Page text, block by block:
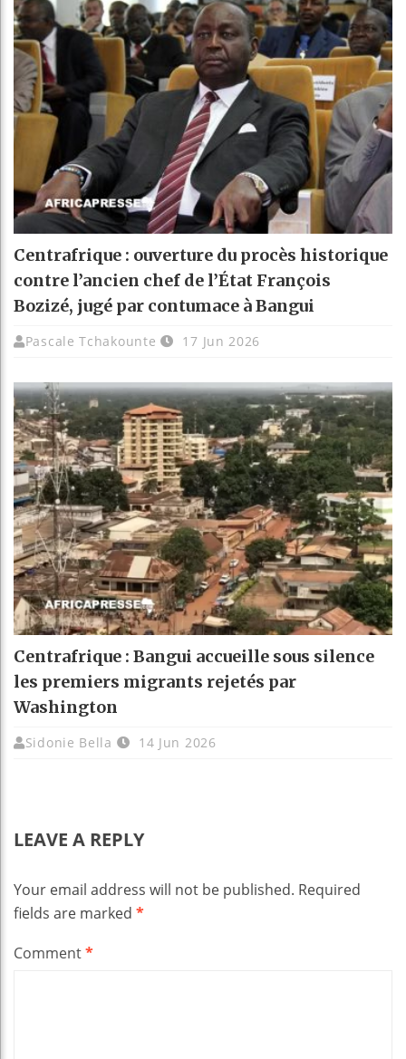
Centrafrique : ouverture du procès historique
contre l’ancien chef de l’État François
Bozizé, jugé par contumace à Bangui
Pascale Tchakounte 17 Jun 2026
Centrafrique : Bangui accueille sous silence
les premiers migrants rejetés par
Washington
Sidonie Bella 14 Jun 2026
LEAVE A REPLY
Your email address will not be published. Required
fields are marked *
Comment*